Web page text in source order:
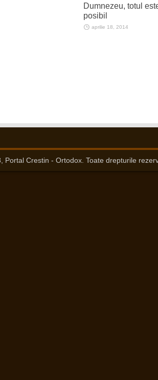
Dumnezeu, totul
posibil
aprilie 18, 2014
Portal Crestin - Ortodox. Toate drepturile